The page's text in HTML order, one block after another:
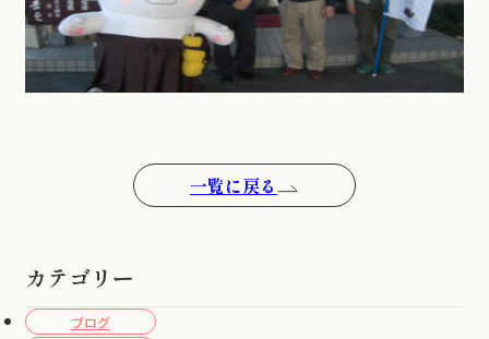
カテゴリー
ブログ
一覧に戻る